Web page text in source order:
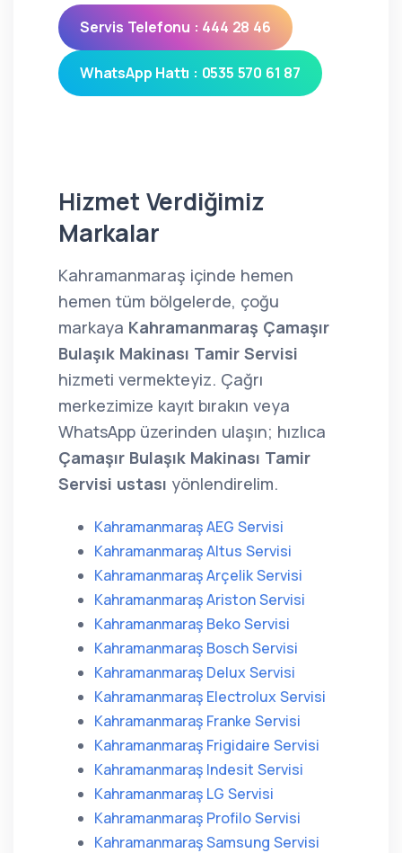
Servis Telefonu : 444 28 46
WhatsApp Hattı : 0535 570 61 87
Hizmet Verdiğimiz
Markalar
Kahramanmaraş içinde hemen
hemen tüm bölgelerde, çoğu
markaya Kahramanmaraş Çamaşır
Bulaşık Makinası Tamir Servisi
hizmeti vermekteyiz. Çağrı
merkezimize kayıt bırakın veya
WhatsApp üzerinden ulaşın; hızlıca
Çamaşır Bulaşık Makinası Tamir
Servisi ustası yönlendirelim.
Kahramanmaraş AEG Servisi
Kahramanmaraş Altus Servisi
Kahramanmaraş Arçelik Servisi
Kahramanmaraş Ariston Servisi
Kahramanmaraş Beko Servisi
Kahramanmaraş Bosch Servisi
Kahramanmaraş Delux Servisi
Kahramanmaraş Electrolux Servisi
Kahramanmaraş Franke Servisi
Kahramanmaraş Frigidaire Servisi
Kahramanmaraş Indesit Servisi
Kahramanmaraş LG Servisi
Kahramanmaraş Profilo Servisi
Kahramanmaraş Samsung Servisi